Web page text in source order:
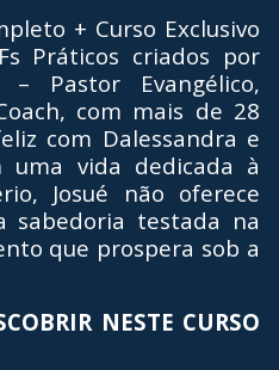
+ Curso Exclusivo
Práticos criados por
– Pastor Evangélico,
com mais de 28
com Dalessandra e
vida dedicada à
Josué não oferece
sabedoria testada na
que prospera sob a
NESTE CURSO